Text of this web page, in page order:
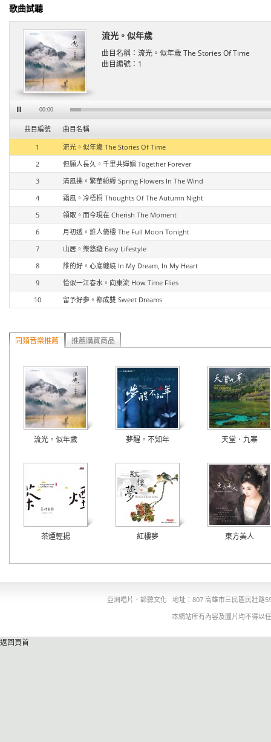
歌曲試聽
流光。似年歲
曲目名稱： 流光。似年歲 The Stories Of Time
曲目編號： 1
00:00
曲目編號
曲目名稱
1
流光。似年歲 The Stories Of Time
2
但願人長久。千里共嬋娟 Together Forever
3
清風拂。繁華紛縟 Spring Flowers In The Wind
4
霜風。冷梧桐 Thoughts Of The Autumn Night
5
領取。而今現在 Cherish The Moment
6
月初透。誰人倚樓 The Full Moon Tonight
7
山居。樂悠遊 Easy Lifestyle
8
誰的好。心底纏繞 In My Dream, In My Heart
9
恰似一江春水。向東流 How Time Flies
10
留予好夢。都成雙 Sweet Dreams
同類音樂推薦 推薦購買商品
流光。似年歲 夢醒。不知年 天堂．九寨
茶煙輕揚 紅樓夢 東方美人
亞洲唱片．諦聽文化
地址：807 高雄市三民區民壯路
本網站所有內容及圖片均不得以
返回頁首